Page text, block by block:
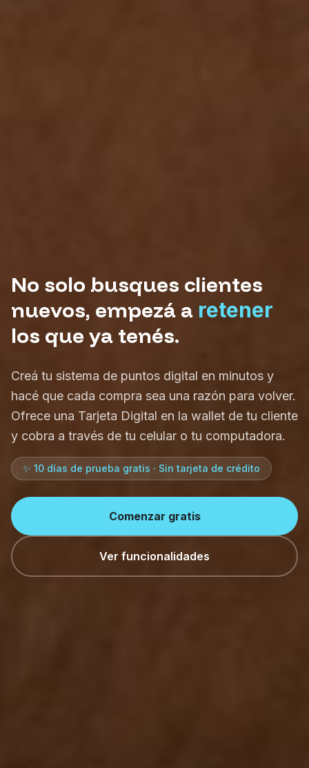
No solo busques clientes
nuevos, empezá a retener
los que ya tenés.
Creá tu sistema de puntos digital en minutos y
hacé que cada compra sea una razón para volver.
Ofrece una Tarjeta Digital en la wallet de tu cliente
y cobra a través de tu celular o tu computadora.
✨ 10 días de prueba gratis · Sin tarjeta de crédito
Comenzar gratis
Ver funcionalidades